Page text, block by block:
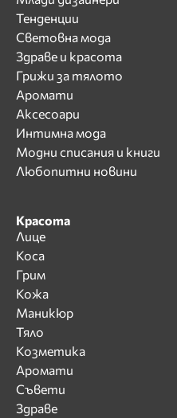
Тенденции
Световна мода
Здраве и красота
Грижи за тялото
Аромати
Аксесоари
Интимна мода
Модни списания и книги
Любопитни новини
Красота
Лице
Коса
Грим
Кожа
Маникюр
Тяло
Козметика
Аромати
Съвети
Здраве